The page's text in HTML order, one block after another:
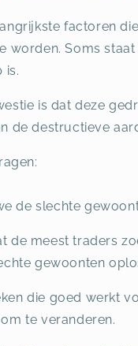
factoren
worden. Soms
is.
is dat deze
de destructieve
de slechte
de meest traders
gewoonten
die goed werkt
te veranderen.